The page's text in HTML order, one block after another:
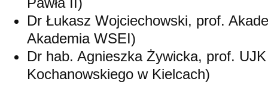
Dr Łukasz Wojciechowski, prof.
Akademia WSEI)
Dr hab. Agnieszka Żywicka, prof.
Kochanowskiego w Kielcach)